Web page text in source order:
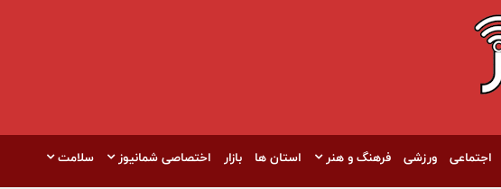
اجتماعی ورزشی فرهنگ و هنر استان ها بازار اختصاصی شمانیوز سلامت